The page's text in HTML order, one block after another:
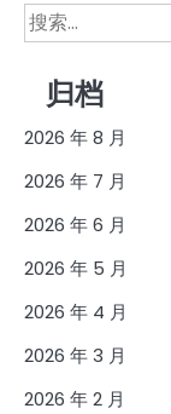
搜
索：
归档
2026 年 8 月
2026 年 7 月
2026 年 6 月
2026 年 5 月
2026 年 4 月
2026 年 3 月
2026 年 2 月